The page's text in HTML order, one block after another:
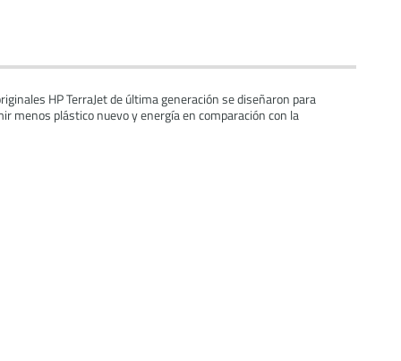
HP TerraJet de última generación se diseñaron para
menos plástico nuevo y energía en comparación con la